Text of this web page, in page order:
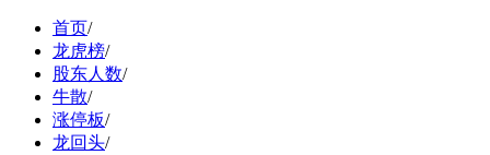
首页/
龙虎榜/
股东人数/
牛散/
涨停板/
龙回头/